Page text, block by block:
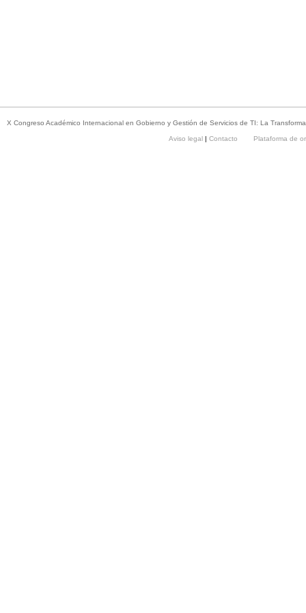
X Congreso Académico Internacional en Gobierno y Gestión de Servicios de TI: La
Aviso legal | Contacto Plataforma de